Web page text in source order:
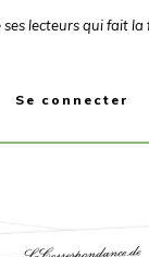
lecteurs qui fait
Se connecter